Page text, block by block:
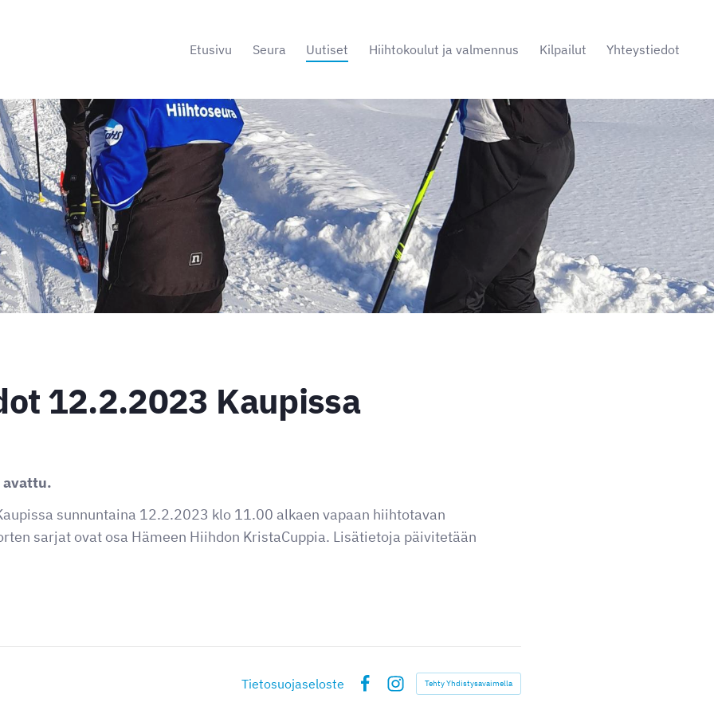
Etusivu Seura Uutiset Hiihtokoulut ja valmennus Kilpailut Yhteystiedot
12.2.2023 Kaupissa
avattu.
sunnuntaina 12.2.2023 klo 11.00 alkaen vapaan hiihtotavan
sarjat ovat osa Hämeen Hiihdon KristaCuppia. Lisätietoja päivitetään
Tietosuojaseloste
Instagram
Tehty Yhdistysavaimella